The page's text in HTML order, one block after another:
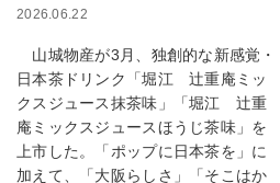
2026.06.22
山城物産が3月、独創的な新感覚・
日本茶ドリンク「堀江 辻重庵ミッ
クスジュース抹茶味」「堀江 辻重
庵ミックスジュースほうじ茶味」を
上市した。「ポップに日本茶を」に
加えて、「大阪らしさ」「そこはか